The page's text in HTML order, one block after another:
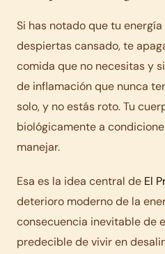
Si has notado que tu
despiertas cansado, te
comida que no necesitas y
de inflamación que nunca
solo, y no estás roto. Tu
biológicamente a
manejar.
Esa es la idea central de El
deterioro moderno de la
consecuencia inevitable de
predecible de vivir en